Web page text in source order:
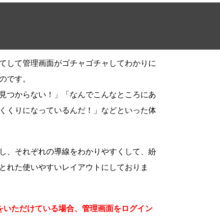
して管理画面がゴチャゴチャしてわかりに
です。
つからない！」「なんでこんなところにあ
くりになっているんだ！」などといった体
、それぞれの導線をわかりやすくして、紛
れた使いやすいレイアウトにしておりま
ただけている場合、管理画面をログイン